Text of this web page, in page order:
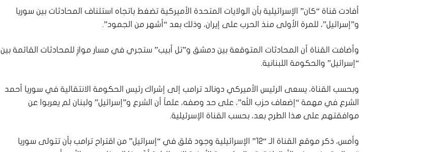
أفادت قناة “كان” الإسرائيلية بأن الولايات المتحدة الأميركية تضغط باتجاه استئناف المحادثات بين سوريا
و”إسرائيل”، للمرة الأولى منذ الحرب على إيران، وذلك بعد “أشهر من الجمود”.
وأضافت القناة أن المحادثات المتوقعة بين دمشق و”تل أبيب” ستجري في مسار موازٍ للمحادثات القائمة بين
“إسرائيل” والحكومة اللبنانية.
وبحسب القناة، يسعى الرئيس الأميركي دونالد ترامب إلى إشراك رئيس الحكومة الانتقالية في سوريا أحمد
الشرع في مهمة “إضعاف حزب الله”، على حد وصفه، علماً أن الشرع و”إسرائيل” ولبنان لم يعربوا عن
موافقتهم على هذا الطرح بعد، بحسب القناة الإسرئيلية.
وأمس، ذكر موقع القناة الـ “12” الإسرائيلية وجود قلق في “إسرائيل” من اقتراح ترامب بأن تتولى سوريا